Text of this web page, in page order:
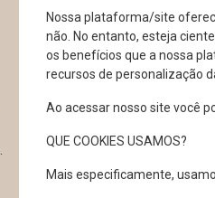
Nossa plataforma/site
não. No entanto, esteja
os benefícios que a nossa
recursos de personalização
Ao acessar nosso site você
QUE COOKIES USAMOS?
Mais especificamente,